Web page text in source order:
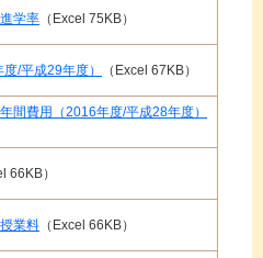
学率 （Excel 75KB）
/平成29年度） （Excel 67KB）
間費用（2016年度/平成28年度）
66KB）
業料 （Excel 66KB）